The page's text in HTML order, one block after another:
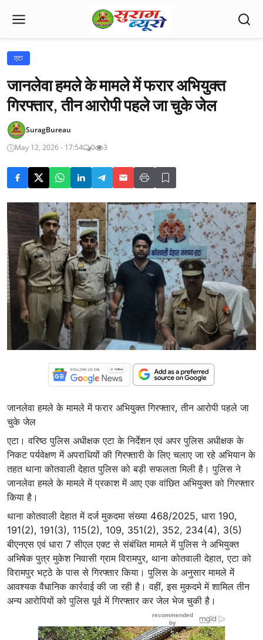
एटा
जानलेवा हमले के मामले में फरार अभियुक्त
गिरफ्तार, तीन आरोपी पहले जा चुके जेल
SuragBureau
May 12, 2026 - 17:54
0 3
जानलेवा हमले के मामले में फरार अभियुक्त गिरफ्तार, तीन आरोपी पहले जा
चुके जेल
एटा। वरिष्ठ पुलिस अधीक्षक एटा के निर्देशन एवं अपर पुलिस अधीक्षक के
निकट पर्यवेक्षण में अपराधियों की गिरफ्तारी के लिए चलाए जा रहे अभियान के
तहत थाना कोतवाली देहात पुलिस को बड़ी सफलता मिली है। पुलिस ने
जानलेवा हमले के मामले में प्रकाश में आए एक वांछित अभियुक्त को गिरफ्तार
किया है।
थाना कोतवाली देहात में दर्ज मुकदमा संख्या 468/2025, धारा 190,
191(2), 191(3), 115(2), 109, 351(2), 352, 234(4), 3(5)
बीएनएस एवं धारा 7 सीएल एक्ट से संबंधित मामले में पुलिस ने अभियुक्त
अभिषेक पुत्र मुकेश निवासी ग्राम विरामपुर, थाना कोतवाली देहात, एटा को
विरामपुर भट्ठे के पास से गिरफ्तार किया। पुलिस के अनुसार मामले में
आवश्यक वैधानिक कार्रवाई की जा रही है। वहीं, इस मुकदमे में शामिल तीन
अन्य आरोपियों को पुलिस पूर्व में गिरफ्तार कर जेल भेज चुकी है।